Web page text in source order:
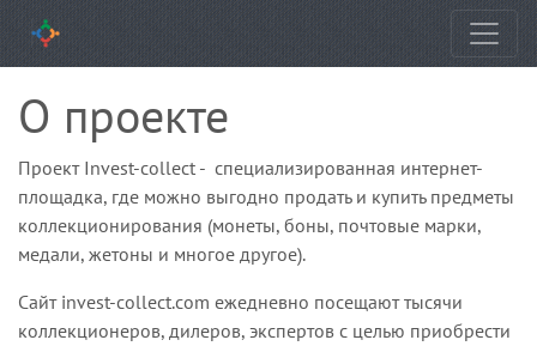
О проекте
Проект Invest-collect - специализированная интернет-
площадка, где можно выгодно продать и купить предметы
коллекционирования (монеты, боны, почтовые марки,
медали, жетоны и многое другое).
Сайт invest-collect.com ежедневно посещают тысячи
коллекционеров, дилеров, экспертов с целью приобрести